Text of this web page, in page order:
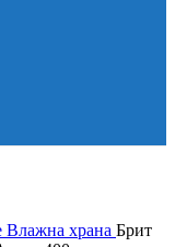
Влажна храна Брит